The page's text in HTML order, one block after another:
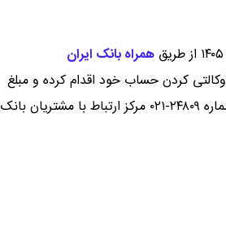
همراه بانک ایران
کردن حساب خود اقدام کرده و مبلغ
۵۰۰ میلیون تومان را در حساب خود مسدود کنند.مشتریان گرامی جهت اطلاع بیشتر می توانند با شماره ۲۴۸۰۹-۰۲۱ مرکز ارتباط با مشتریان بانک